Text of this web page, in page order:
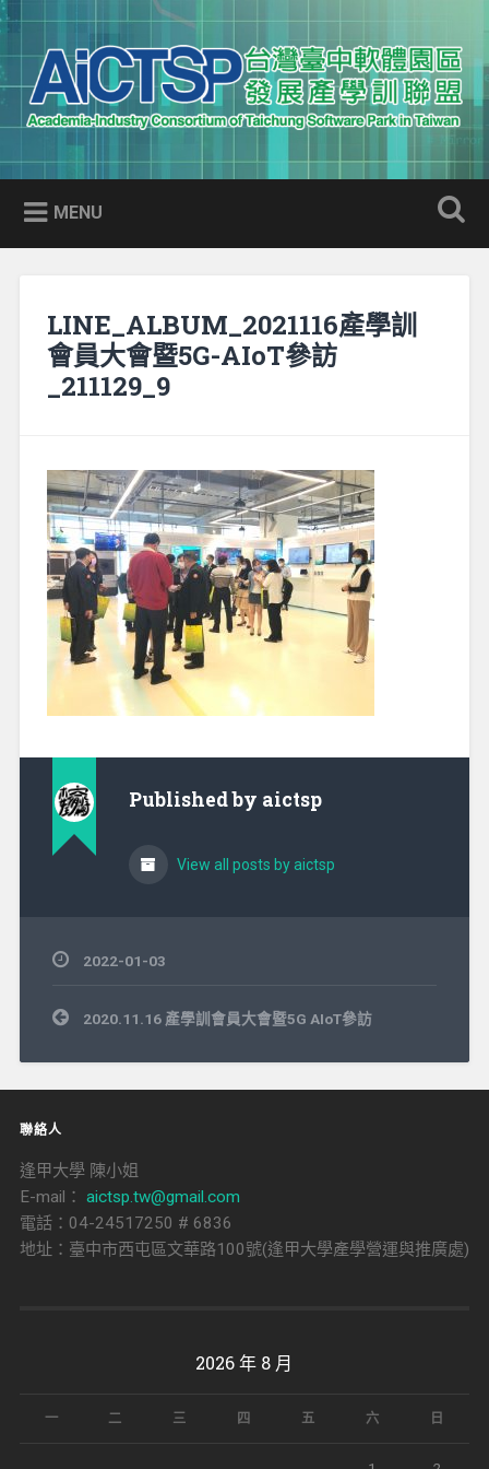
Skip
to
content
Search
AICTSP 台灣臺中軟體園區發展
產學訓聯盟
Academia-Industry Consortium of Taichung Software Park
in Taiwan
MENU
LINE_ALBUM_2021116產學訓
會員大會暨5G-AIoT參訪
_211129_9
Published by aictsp
View all posts by aictsp
2022-01-03
文
章
覽
2020.11.16 產學訓會員大會暨5G AIoT參訪
聯絡人
逢甲大學 陳小姐
E-mail： aictsp.tw@gmail.com
電話：04-24517250 # 6836
地址：臺中市西屯區文華路100號(逢甲大學產學營運與推廣處)
2026 年 8 月
一 二 三 四 五 六 日